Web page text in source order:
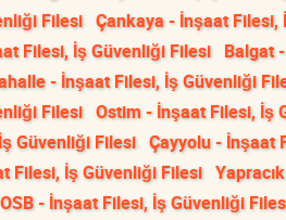
Filesi Çankaya - İnşaat Filesi,
Filesi, İş Güvenliği Filesi Balgat
- İnşaat Filesi, İş Güvenliği
Filesi Ostim - İnşaat Filesi, İş
Güvenliği Filesi Çayyolu - İnşaat
Filesi, İş Güvenliği Filesi
- İnşaat Filesi, İş Güvenliği